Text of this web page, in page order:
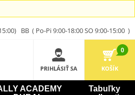
BB ( Po-Pi 9:00-18:00 SO 9:00-15:00 )
PRIHLÁSIŤ SA
0
KOŠÍK
ACADEMY
Tabuľky